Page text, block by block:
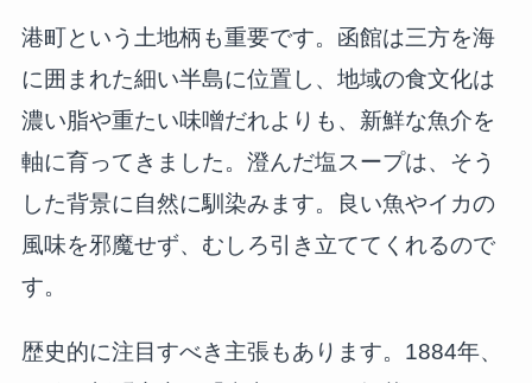
港町という土地柄も重要です。函館は三方を海
に囲まれた細い半島に位置し、地域の食文化は
濃い脂や重たい味噌だれよりも、新鮮な魚介を
軸に育ってきました。澄んだ塩スープは、そう
した背景に自然に馴染みます。良い魚やイカの
風味を邪魔せず、むしろ引き立ててくれるので
す。
歴史的に注目すべき主張もあります。1884年、